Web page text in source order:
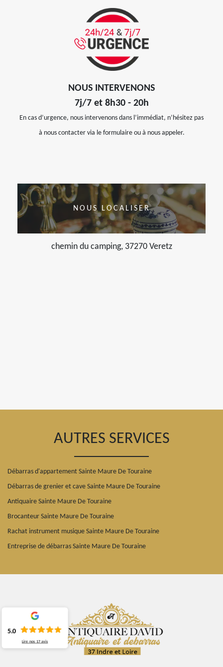
NOUS INTERVENONS
7j/7 et 8h30 - 20h
En cas d’urgence, nous intervenons dans l’immédiat, n’hésitez pas
à nous contacter via le formulaire ou à nous appeler.
NOUS LOCALISER
chemin du camping, 37270 Veretz
AUTRES SERVICES
Débarras d'appartement Sainte Maure De Touraine
Débarras de grenier et cave Sainte Maure De Touraine
Antiquaire Sainte Maure De Touraine
Brocanteur Sainte Maure De Touraine
Rachat instrument musique Sainte Maure De Touraine
Entreprise de débarras Sainte Maure De Touraine
5.0
Lire nos 17 avis